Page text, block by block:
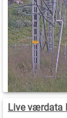
Live værdata